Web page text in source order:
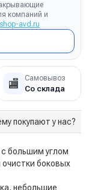
компаний и
avd.ru
🏬 Самовывоз
Со склада
покупают у нас?
большим углом
боковых
небольшие